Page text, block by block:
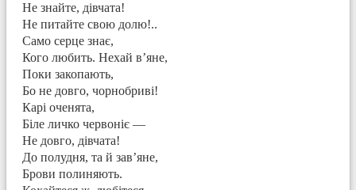
Не знайте, дівчата!
Не питайте свою долю!..
Само серце знає,
Кого любить. Нехай в’яне,
Поки закопають,
Бо не довго, чорнобриві!
Карі оченята,
Біле личко червоніє —
Не довго, дівчата!
До полудня, та й зав’яне,
Брови полиняють.